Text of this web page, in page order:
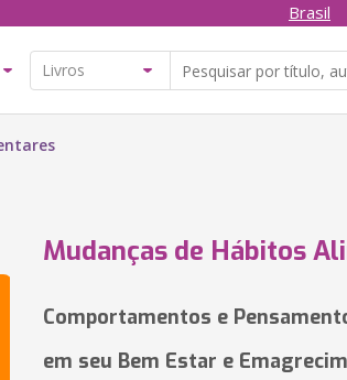
Brasil
Mudanças de Hábitos
Comportamentos e
em seu Bem Estar e